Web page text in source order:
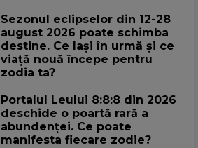
Sezonul eclipselor din 12-28
august 2026 poate schimba
destine. Ce lași în urmă și ce
viață nouă începe pentru
zodia ta?
Portalul Leului 8:8:8 din 2026
deschide o poartă rară a
abundenței. Ce poate
manifesta fiecare zodie?